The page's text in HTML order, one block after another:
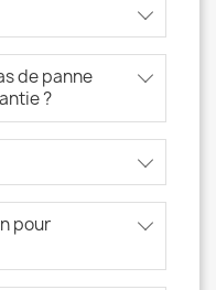
de panne
?
pour